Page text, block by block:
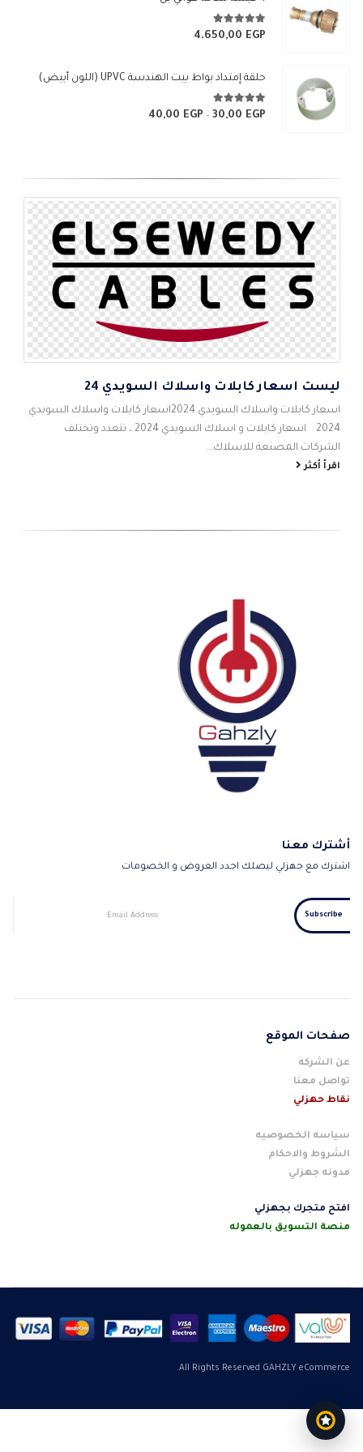
5.00 من 5
4.650,00 EGP
حلقة إمتداد بواط بيت الهندسة UPVC (اللون أبيض)
5.00 من 5
30,00 EGP
–
40,00 EGP
ليست اسعار كابلات واسلاك السويدي 24
اسعار كابلات واسلاك السويدي 2024اسعار كابلات واسلاك السويدي
2024 اسعار كابلات و اسلاك السويدي 2024 ، تتعدد وتختلف
الشركات المصنعة للاسلاك...
اقرأ أكثر
أشترك معنا
اشترك مع جهزلي ليصلك اجدد العروض و الخصومات
صفحات الموقع
عن الشركه
تواصل معنا
نقاط حهزلي
سياسه الخصوصيه
الشروط والاحكام
مدونه جهزلي
افتح متجرك بجهزلي
منصة التسويق بالعموله
All Rights Reserved GAHZLY eCommerce.